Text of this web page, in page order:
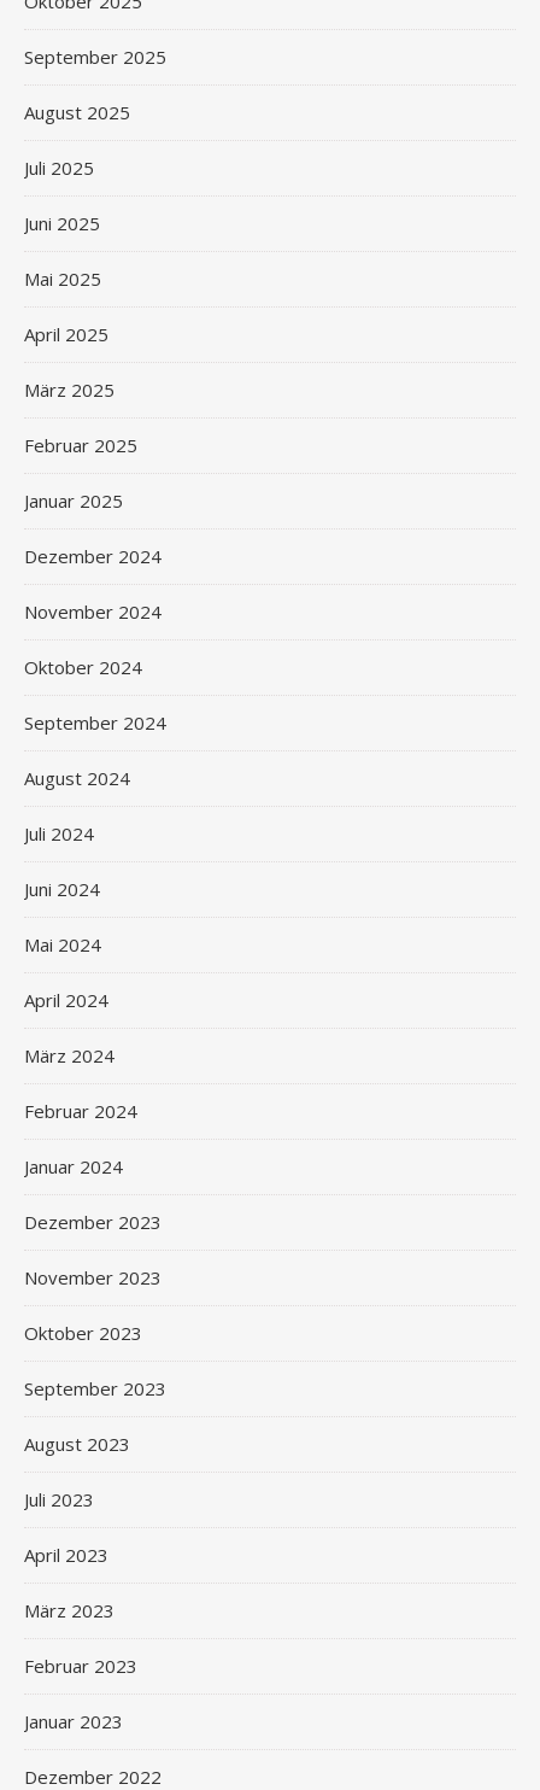
September 2025
August 2025
Juli 2025
Juni 2025
Mai 2025
April 2025
März 2025
Februar 2025
Januar 2025
Dezember 2024
November 2024
Oktober 2024
September 2024
August 2024
Juli 2024
Juni 2024
Mai 2024
April 2024
März 2024
Februar 2024
Januar 2024
Dezember 2023
November 2023
Oktober 2023
September 2023
August 2023
Juli 2023
April 2023
März 2023
Februar 2023
Januar 2023
Dezember 2022